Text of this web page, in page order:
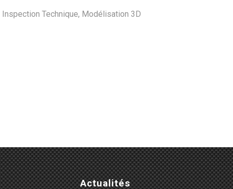
Inspection Technique, Modélisation 3D
Actualités